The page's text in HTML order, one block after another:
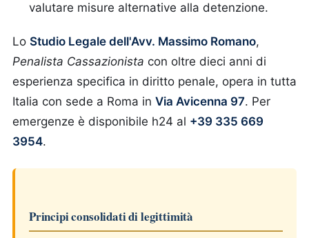
valutare misure alternative alla detenzione.
Lo Studio Legale dell'Avv. Massimo Romano,
Penalista Cassazionista con oltre dieci anni di
esperienza specifica in diritto penale, opera in tutta
Italia con sede a Roma in Via Avicenna 97. Per
emergenze è disponibile h24 al +39 335 669
3954.
Principi consolidati di legittimità